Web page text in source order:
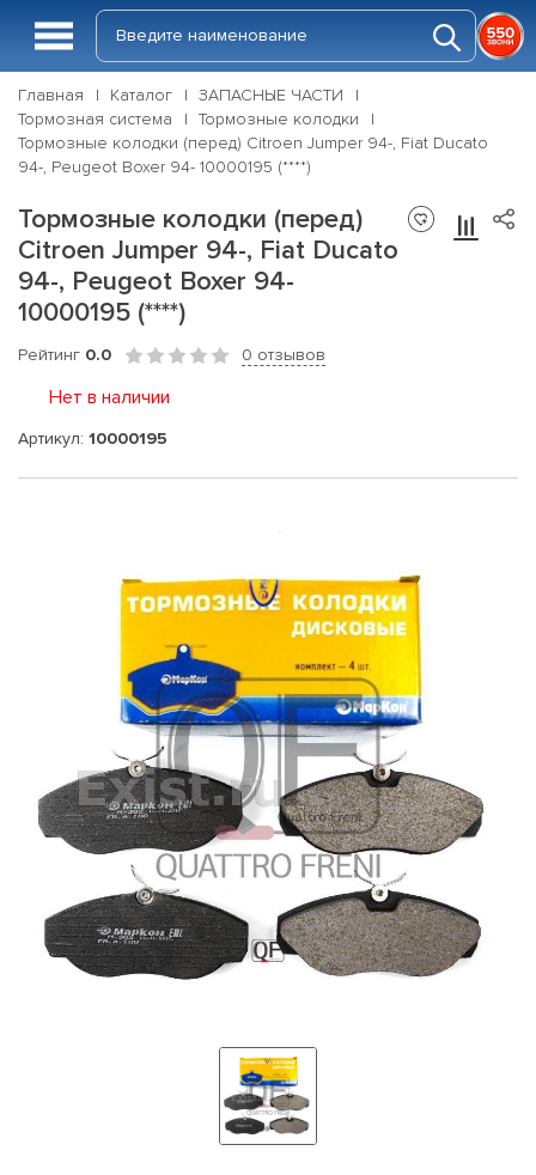
Главная Каталог
ЗАПАСНЫЕ ЧАСТИ
Тормозная система
Тормозные колодки
Тормозные колодки (перед) Citroen Jumper 94-, Fiat Ducato
94-, Peugeot Boxer 94- 10000195 (****)
Тормозные колодки (перед)
Citroen Jumper 94-, Fiat Ducato
94-, Peugeot Boxer 94-
10000195 (****)
Рейтинг 0.0 0 отзывов
Нет в наличии
Артикул: 10000195